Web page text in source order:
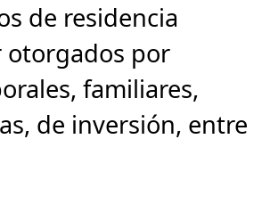
de residencia
otorgados por
familiares,
de inversión, entre